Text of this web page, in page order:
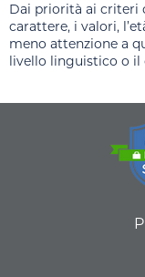
Dai priorità ai criteri
carattere, i valori,
meno attenzione a
livello linguistico o il